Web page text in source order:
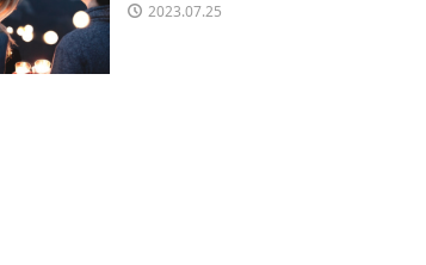
2023.07.25